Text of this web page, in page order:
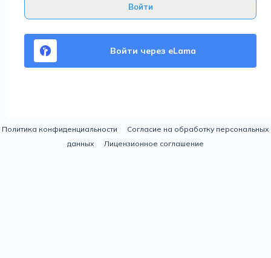
Войти
Войти через eLama
Политика конфиденциальности
Согласие на обработку персональных
данных
Лицензионное соглашение